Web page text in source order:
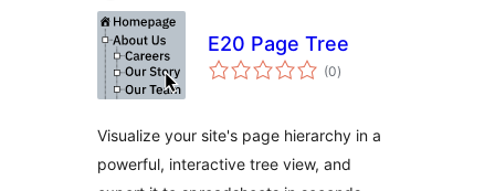
E20 Page Tree
(0總
評)
Visualize your site's page hierarchy in a
powerful, interactive tree view, and